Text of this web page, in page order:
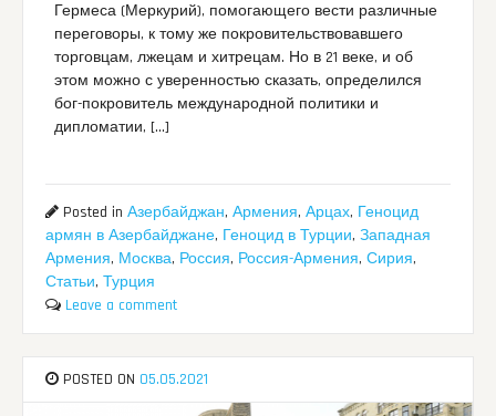
Гермеса (Меркурий), помогающего вести различные
переговоры, к тому же покровительствовавшего
торговцам, лжецам и хитрецам. Но в 21 веке, и об
этом можно с уверенностью сказать, определился
бог-покровитель международной политики и
дипломатии, […]
Posted inАзербайджан,Армения,Арцах, Геноцид
армян в Азербайджане, Геноцид в Турции,Западная
Армения, Москва, Россия, Россия-Армения,Сирия,
Статьи,Турция
Leave a comment
POSTED ON 05.05.2021